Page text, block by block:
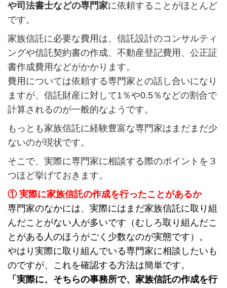
や司法書士などの専門家に依頼することがほとんど
です。
家族信託に必要な費用は、信託設計のコンサルティ
ングや信託契約書の作成、不動産登記費用、公正証
書作成費用などがかかります。
費用については依頼する専門家との話し合いになり
ますが、信託財産に対して1％や0.5％などの割合で
計算されるのが一般的なようです。
もっとも家族信託に経験豊富な専門家はまだまだ少
ないのが現状です。
そこで、実際に専門家に相談する際のポイントを３
つほど挙げておきます。
① 実際に家族信託の作成を行ったことがあるか
専門家のなかには、実際にはまだ家族信託に取り組
んだことがない人が多いです（むしろ取り組んだこ
とがある人のほうがごく少数なのが実態です）。
やはり実際に取り組んでいる専門家に相談したいも
のですが、これを確認する方法は簡単です。
「実際に、そちらの事務所で、家族信託の作成を行